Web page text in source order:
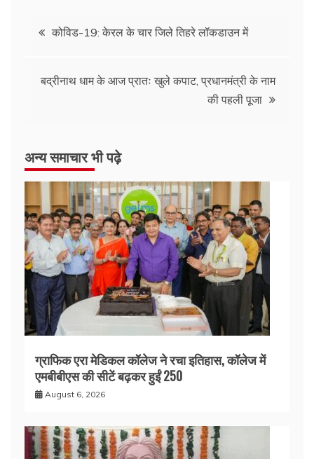
कोविड-19: केरल के चार जिले तिहरे लॉकडाउन में
बद्रीनाथ धाम के आज प्रातः खुले कपाट, प्रधानमंत्री के नाम
की पहली पूजा
अन्य समाचार भी पढ़े
ग्राफिक एरा मेडिकल कॉलेज ने रचा इतिहास, कॉलेज में
एमबीबीएस की सीटें बढ़कर हुईं 250
August 6, 2026